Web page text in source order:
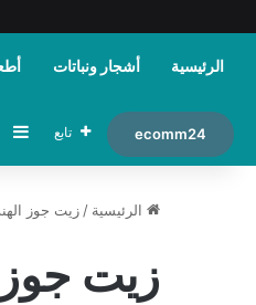
الرئيسية أشجار ونباتات
ecomm24 تابع
الرئيسية / زيت جوز
زيت جوز